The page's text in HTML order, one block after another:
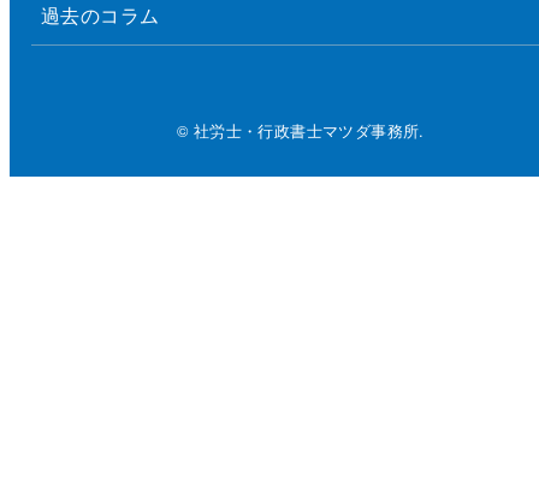
過去のコラム
© 社労士・行政書士マツダ事務所.